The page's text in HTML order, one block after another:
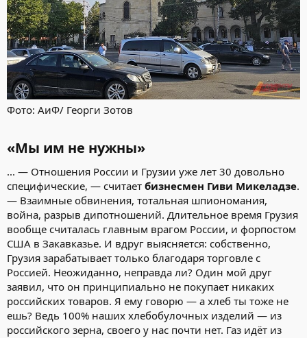
Фото: АиФ/ Георги Зотов
«Мы им не нужны»
... — Отношения России и Грузии уже лет 30 довольно
специфические, — считает бизнесмен Гиви Микеладзе.
— Взаимные обвинения, тотальная шпиономания,
война, разрыв дипотношений. Длительное время Грузия
вообще считалась главным врагом России, и форпостом
США в Закавказье. И вдруг выясняется: собственно,
Грузия зарабатывает только благодаря торговле с
Россией. Неожиданно, неправда ли? Один мой друг
заявил, что он принципиально не покупает никаких
российских товаров. Я ему говорю — а хлеб ты тоже не
ешь? Ведь 100% наших хлебобулочных изделий — из
российского зерна, своего у нас почти нет. Газ идёт из